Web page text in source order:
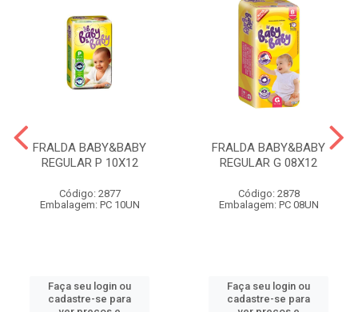
FRALDA BABY&BABY
REGULAR P 10X12
Código: 2877
Embalagem: PC 10UN
Faça seu login ou
cadastre-se para
FRALDA BABY&BABY
REGULAR G 08X12
Código: 2878
Embalagem: PC 08UN
Faça seu login ou
cadastre-se para